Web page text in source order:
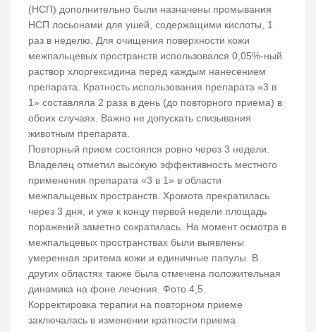
(НСП) дополнительно были назначены промывания
НСП лосьонами для ушей, содержащими кислоты, 1
раз в неделю. Для очищения поверхности кожи
межпальцевых пространств использовался 0,05%-ный
раствор хлоргексидина перед каждым нанесением
препарата. Кратность использования препарата «3 в
1» составляла 2 раза в день (до повторного приема) в
обоих случаях. Важно не допускать слизывания
животным препарата.
Повторный прием состоялся ровно через 3 недели.
Владелец отметил высокую эффективность местного
применения препарата «3 в 1» в области
межпальцевых пространств. Хромота прекратилась
через 3 дня, и уже к концу первой недели площадь
поражений заметно сократилась. На момент осмотра в
межпальцевых пространствах были выявлены
умеренная эритема кожи и единичные папулы. В
других областях также была отмечена положительная
динамика на фоне лечения. Фото 4,5.
Корректировка терапии на повторном приеме
заключалась в изменении кратности приема